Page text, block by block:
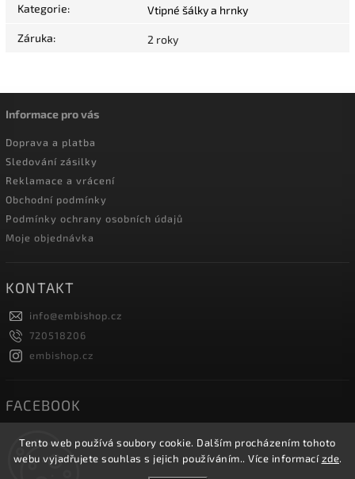
Tento web používá soubory cookie. Dalším procházením tohoto
webu vyjadřujete souhlas s jejich používáním.. Více informacízde.
Kategorie: Vtipné šálky a hrnky
Záruka: 2 roky
Informace pro vás
Doprava a platba
Sledování zásilky
Reklamace a vrácení
Obchodní podmínky
Podmínky ochrany osobních údajů
Moje objednávka
KONTAKT
info@embishop.cz
720518206
embishop.cz
FACEBOOK
Embishop.cz. Všechna práva vyhrazena.